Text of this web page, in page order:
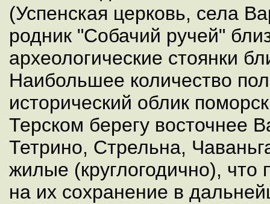
(Успенская церковь, села
родник "Собачий ручей"
археологические стоянки
Наибольшее количество
исторический облик
Терском берегу восточнее
Тетрино, Стрельна,
жилые (круглогодично), что
на их сохранение в